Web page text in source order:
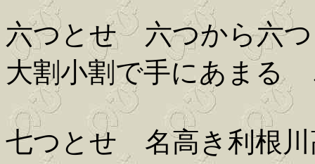
六つとせ 六つから六つ
大割小割で手にあまる
七つとせ 名高き利根川